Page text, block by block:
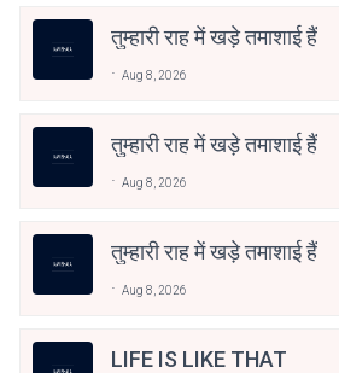
तुम्हारी राह में खड़े तमाशाई हैं
Aug 8, 2026
तुम्हारी राह में खड़े तमाशाई हैं
Aug 8, 2026
तुम्हारी राह में खड़े तमाशाई हैं
Aug 8, 2026
LIFE IS LIKE THAT